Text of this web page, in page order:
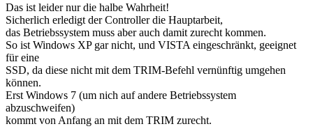
Das ist leider nur die halbe Wahrheit!
Sicherlich erledigt der Controller die Hauptarbeit,
das Betriebssystem muss aber auch damit zurecht kommen.
So ist Windows XP gar nicht, und VISTA eingeschränkt, geeignet
für eine
SSD, da diese nicht mit dem TRIM-Befehl vernünftig umgehen
können.
Erst Windows 7 (um nich auf andere Betriebssystem
abzuschweifen)
kommt von Anfang an mit dem TRIM zurecht.